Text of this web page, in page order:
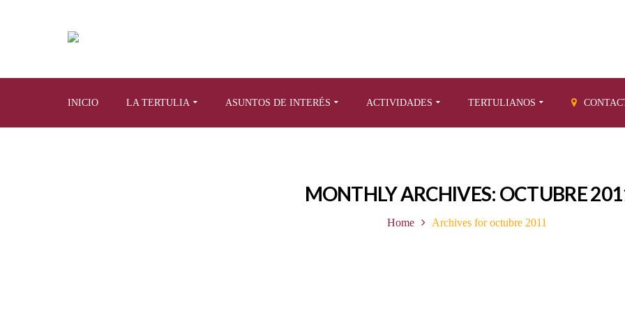
INICIO LA TERTULIA ASUNTOS DE INTERÉS ACTIVIDADES TERTULIANOS
MONTHLY ARCHIVES: OCTUBRE
Home Archives for octubre 2011